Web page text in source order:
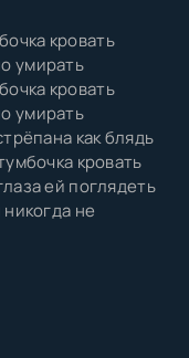
кровать
умирать
кровать
умирать
как блядь
кровать
ей поглядеть
не